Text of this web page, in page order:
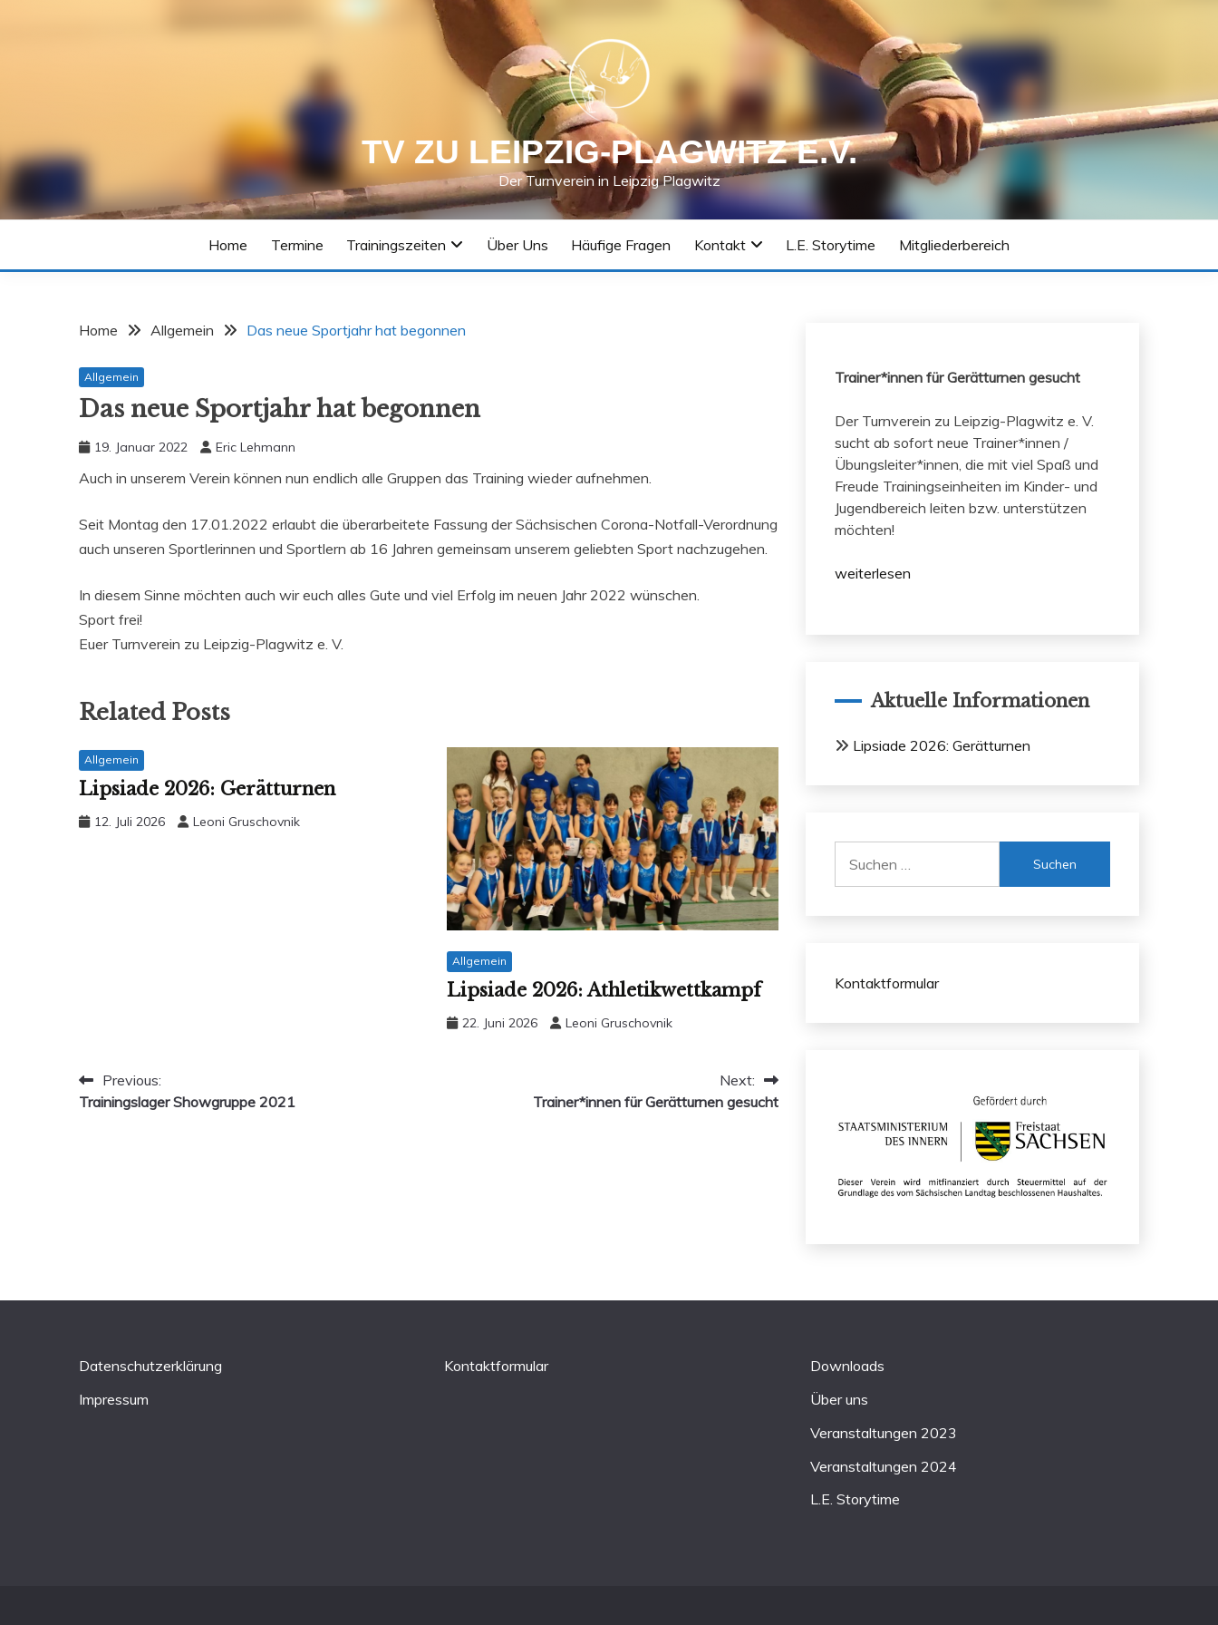
TV ZU LEIPZIG-PLAGWITZ E.V.
Der Turnverein in Leipzig Plagwitz
Home Termine Trainingszeiten Über Uns Häufige Fragen Kontakt L.E. Storytime Mitgliederbereich
Home Allgemein Das neue Sportjahr hat begonnen
Allgemein
Das neue Sportjahr hat begonnen
19. Januar 2022 Eric Lehmann
Auch in unserem Verein können nun endlich alle Gruppen das Training wieder aufnehmen.
Seit Montag den 17.01.2022 erlaubt die überarbeitete Fassung der Sächsischen Corona-Notfall-Verordnung
auch unseren Sportlerinnen und Sportlern ab 16 Jahren gemeinsam unserem geliebten Sport nachzugehen.
In diesem Sinne möchten auch wir euch alles Gute und viel Erfolg im neuen Jahr 2022 wünschen.
Sport frei!
Euer Turnverein zu Leipzig-Plagwitz e. V.
Related Posts
Allgemein
Lipsiade 2026: Gerätturnen
12. Juli 2026 Leoni Gruschovnik
Allgemein
Lipsiade 2026: Athletikwettkampf
22. Juni 2026 Leoni Gruschovnik
Beitragsnavigation
Previous:
Trainingslager Showgruppe 2021
Next:
Trainer*innen für Gerätturnen gesucht
Trainer*innen für Gerätturnen gesucht
Der Turnverein zu Leipzig-Plagwitz e. V.
sucht ab sofort neue Trainer*innen /
Übungsleiter*innen, die mit viel Spaß und
Freude Trainingseinheiten im Kinder- und
Jugendbereich leiten bzw. unterstützen
möchten!
weiterlesen
Aktuelle Informationen
Lipsiade 2026: Gerätturnen
nach:
Kontaktformular
Datenschutzerklärung
Impressum
Kontaktformular
Downloads
Über uns
Veranstaltungen 2023
Veranstaltungen 2024
L.E. Storytime